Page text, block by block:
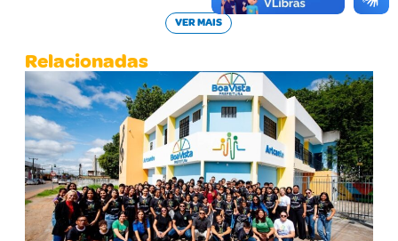
VER MAIS
Relacionadas